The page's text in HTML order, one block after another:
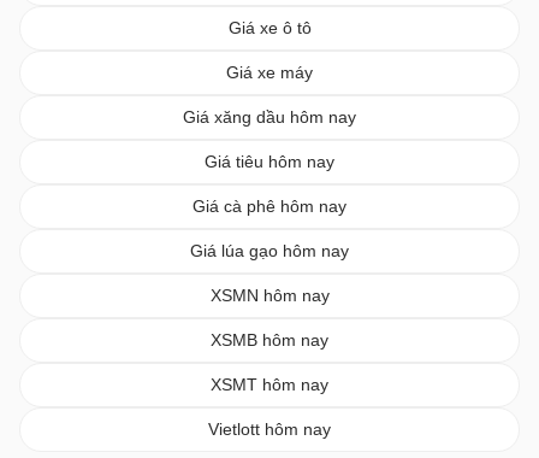
Giá xe ô tô
Giá xe máy
Giá xăng dầu hôm nay
Giá tiêu hôm nay
Giá cà phê hôm nay
Giá lúa gạo hôm nay
XSMN hôm nay
XSMB hôm nay
XSMT hôm nay
Vietlott hôm nay